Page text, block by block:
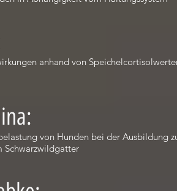
anhand von
von Hunden bei der Ausbildung
Schwarzwildgatter